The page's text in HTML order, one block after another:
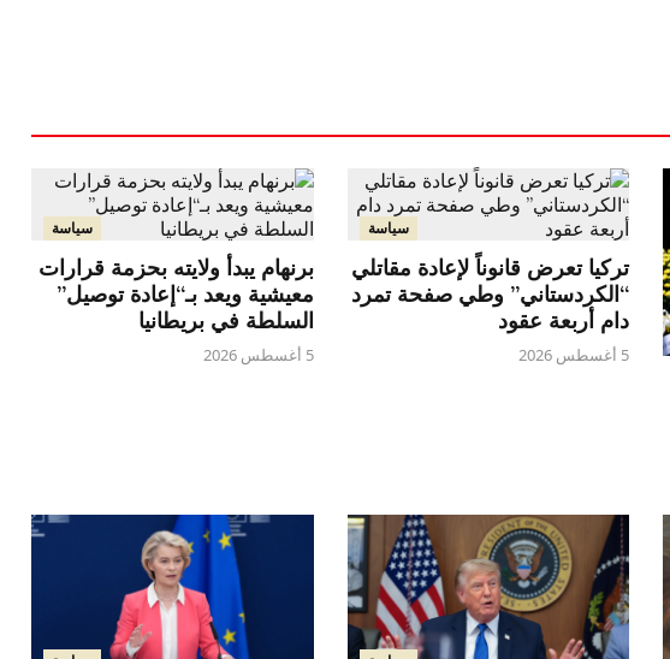
سياسة
تركيا تعرض قانوناً لإعادة مقاتلي
“الكردستاني” وطي صفحة تمرد
دام أربعة عقود
5 أغسطس 2026
سياسة
برنهام يبدأ ولايته بحزمة قرارات
معيشية ويعد بـ“إعادة توصيل”
السلطة في بريطانيا
5 أغسطس 2026